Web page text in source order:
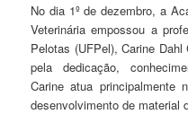
No dia 1º de dezembro, a
Veterinária empossou a
Pelotas (UFPel), Carine
pela dedicação,
Carine atua principalmente
desenvolvimento de material